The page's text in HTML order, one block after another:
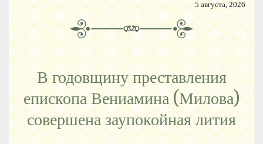
5 августа, 2026
В годовщину преставления
епископа Вениамина (Милова)
совершена заупокойная лития